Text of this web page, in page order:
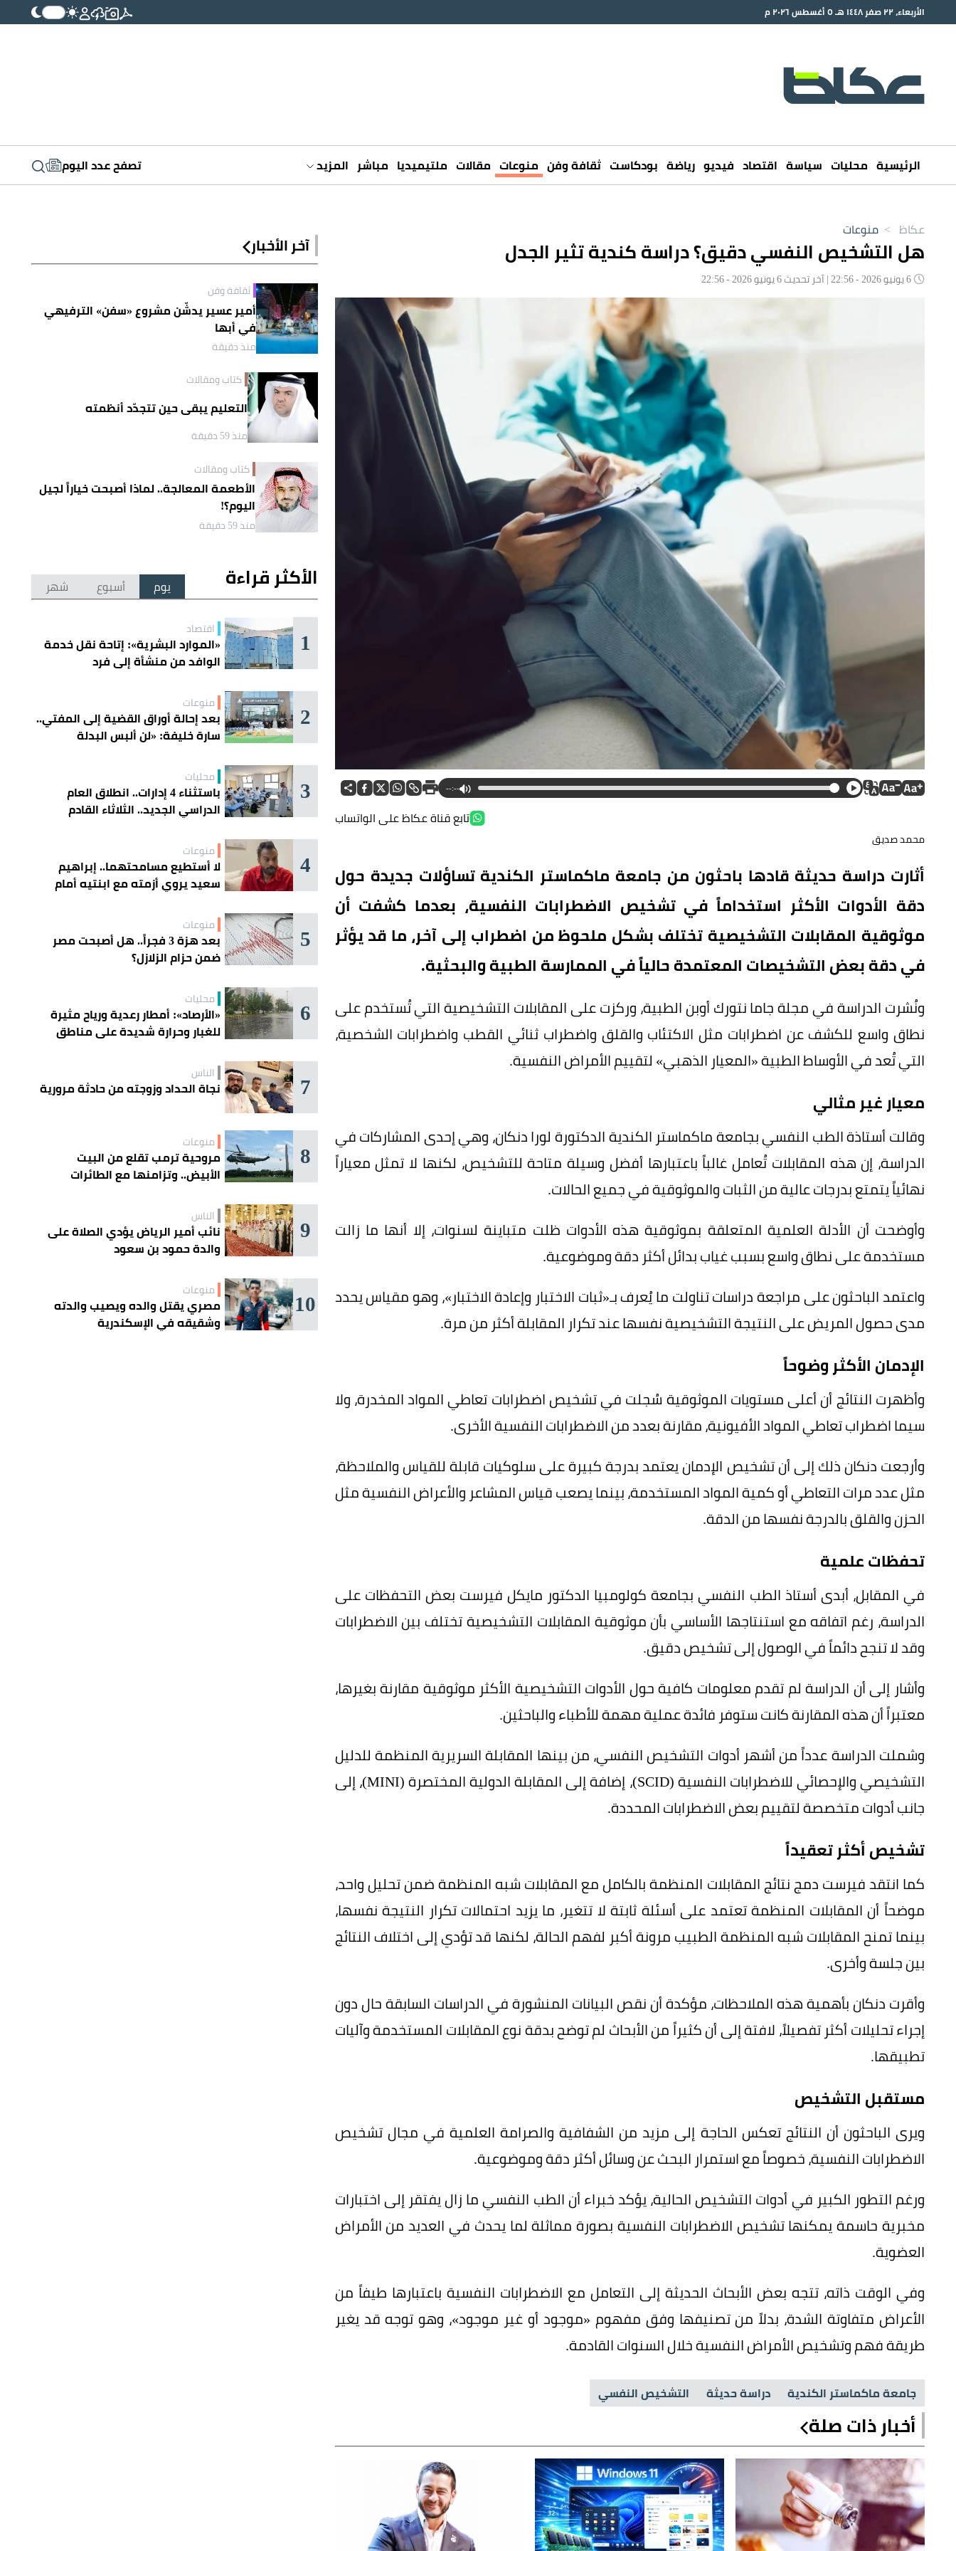
الأربعاء، ٢٢ صفر ١٤٤٨ هـ ٥ أغسطس ٢٠٢٦ م
الرئيسية محليات سياسة اقتصاد فيديو رياضة بودكاست ثقافة وفن منوعات مقالات ملتيميديا مباشر المزيد تصفح عدد اليوم
عكاظ > منوعات
هل التشخيص النفسي دقيق؟ دراسة كندية تثير الجدل
--:--
تابع قناة عكاظ على الواتساب
محمد صديق
أثارت دراسة حديثة قادها باحثون من جامعة ماكماستر الكندية تساؤلات جديدة حول
دقة الأدوات الأكثر استخداماً في تشخيص الاضطرابات النفسية، بعدما كشفت أن
موثوقية المقابلات التشخيصية تختلف بشكل ملحوظ من اضطراب إلى آخر، ما قد يؤثر
في دقة بعض التشخيصات المعتمدة حالياً في الممارسة الطبية والبحثية.
ونُشرت الدراسة في مجلة جاما نتورك أوبن الطبية، وركزت على المقابلات التشخيصية التي تُستخدم على
نطاق واسع للكشف عن اضطرابات مثل الاكتئاب والقلق واضطراب ثنائي القطب واضطرابات الشخصية،
التي تُعد في الأوساط الطبية «المعيار الذهبي» لتقييم الأمراض النفسية.
معيار غير مثالي
وقالت أستاذة الطب النفسي بجامعة ماكماستر الكندية الدكتورة لورا دنكان، وهي إحدى المشاركات في
الدراسة، إن هذه المقابلات تُعامل غالباً باعتبارها أفضل وسيلة متاحة للتشخيص، لكنها لا تمثل معياراً
نهائياً يتمتع بدرجات عالية من الثبات والموثوقية في جميع الحالات.
وأوضحت أن الأدلة العلمية المتعلقة بموثوقية هذه الأدوات ظلت متباينة لسنوات، إلا أنها ما زالت
مستخدمة على نطاق واسع بسبب غياب بدائل أكثر دقة وموضوعية.
واعتمد الباحثون على مراجعة دراسات تناولت ما يُعرف بـ«ثبات الاختبار وإعادة الاختبار»، وهو مقياس يحدد
مدى حصول المريض على النتيجة التشخيصية نفسها عند تكرار المقابلة أكثر من مرة.
الإدمان الأكثر وضوحاً
وأظهرت النتائج أن أعلى مستويات الموثوقية سُجلت في تشخيص اضطرابات تعاطي المواد المخدرة، ولا
سيما اضطراب تعاطي المواد الأفيونية، مقارنة بعدد من الاضطرابات النفسية الأخرى.
وأرجعت دنكان ذلك إلى أن تشخيص الإدمان يعتمد بدرجة كبيرة على سلوكيات قابلة للقياس والملاحظة،
مثل عدد مرات التعاطي أو كمية المواد المستخدمة، بينما يصعب قياس المشاعر والأعراض النفسية مثل
الحزن والقلق بالدرجة نفسها من الدقة.
تحفظات علمية
في المقابل، أبدى أستاذ الطب النفسي بجامعة كولومبيا الدكتور مايكل فيرست بعض التحفظات على
الدراسة، رغم اتفاقه مع استنتاجها الأساسي بأن موثوقية المقابلات التشخيصية تختلف بين الاضطرابات
وقد لا تنجح دائماً في الوصول إلى تشخيص دقيق.
وأشار إلى أن الدراسة لم تقدم معلومات كافية حول الأدوات التشخيصية الأكثر موثوقية مقارنة بغيرها،
معتبراً أن هذه المقارنة كانت ستوفر فائدة عملية مهمة للأطباء والباحثين.
وشملت الدراسة عدداً من أشهر أدوات التشخيص النفسي، من بينها المقابلة السريرية المنظمة للدليل
التشخيصي والإحصائي للاضطرابات النفسية (SCID)، إضافة إلى المقابلة الدولية المختصرة (MINI)، إلى
جانب أدوات متخصصة لتقييم بعض الاضطرابات المحددة.
تشخيص أكثر تعقيداً
كما انتقد فيرست دمج نتائج المقابلات المنظمة بالكامل مع المقابلات شبه المنظمة ضمن تحليل واحد،
موضحاً أن المقابلات المنظمة تعتمد على أسئلة ثابتة لا تتغير، ما يزيد احتمالات تكرار النتيجة نفسها،
بينما تمنح المقابلات شبه المنظمة الطبيب مرونة أكبر لفهم الحالة، لكنها قد تؤدي إلى اختلاف النتائج
بين جلسة وأخرى.
وأقرت دنكان بأهمية هذه الملاحظات، مؤكدة أن نقص البيانات المنشورة في الدراسات السابقة حال دون
إجراء تحليلات أكثر تفصيلاً، لافتة إلى أن كثيراً من الأبحاث لم توضح بدقة نوع المقابلات المستخدمة وآليات
تطبيقها.
مستقبل التشخيص
ويرى الباحثون أن النتائج تعكس الحاجة إلى مزيد من الشفافية والصرامة العلمية في مجال تشخيص
الاضطرابات النفسية، خصوصاً مع استمرار البحث عن وسائل أكثر دقة وموضوعية.
ورغم التطور الكبير في أدوات التشخيص الحالية، يؤكد خبراء أن الطب النفسي ما زال يفتقر إلى اختبارات
مخبرية حاسمة يمكنها تشخيص الاضطرابات النفسية بصورة مماثلة لما يحدث في العديد من الأمراض
العضوية.
وفي الوقت ذاته، تتجه بعض الأبحاث الحديثة إلى التعامل مع الاضطرابات النفسية باعتبارها طيفاً من
الأعراض متفاوتة الشدة، بدلاً من تصنيفها وفق مفهوم «موجود أو غير موجود»، وهو توجه قد يغير
طريقة فهم وتشخيص الأمراض النفسية خلال السنوات القادمة.
جامعة ماكماستر الكندية دراسة حديثة التشخيص النفسي
أخبار ذات صلة
آخر الأخبار
ثقافة وفن
أمير عسير يدشّن مشروع «سفن» الترفيهي
في أبها
منذ دقيقة
كتاب ومقالات
التعليم يبقى حين تتجدّد أنظمته
منذ 59 دقيقة
كتاب ومقالات
الأطعمة المعالجة.. لماذا أصبحت خياراً لجيل
اليوم؟!
منذ 59 دقيقة
الأكثر قراءة يوم أسبوع شهر
1 اقتصاد
«الموارد البشرية»: إتاحة نقل خدمة
الوافد من منشأة إلى فرد
2 منوعات
بعد إحالة أوراق القضية إلى المفتي..
سارة خليفة: «لن ألبس البدلة
3 محليات
باستثناء 4 إدارات.. انطلاق العام
الدراسي الجديد.. الثلاثاء القادم
4 منوعات
لا أستطيع مسامحتهما.. إبراهيم
سعيد يروي أزمته مع ابنتيه أمام
5 منوعات
بعد هزة 3 فجراً.. هل أصبحت مصر
ضمن حزام الزلازل؟
6 محليات
«الأرصاد»: أمطار رعدية ورياح مثيرة
للغبار وحرارة شديدة على مناطق
7 الناس
نجاة الحداد وزوجته من حادثة مرورية
8 منوعات
مروحية ترمب تقلع من البيت
الأبيض.. وتزامنها مع الطائرات
9 الناس
نائب أمير الرياض يؤدي الصلاة على
والدة حمود بن سعود
10 منوعات
مصري يقتل والده ويصيب والدته
وشقيقه في الإسكندرية